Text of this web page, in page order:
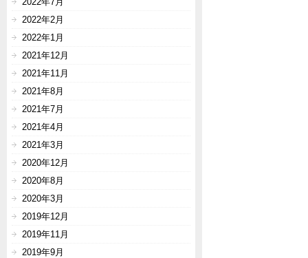
2022年2月
2022年1月
2021年12月
2021年11月
2021年8月
2021年7月
2021年4月
2021年3月
2020年12月
2020年8月
2020年3月
2019年12月
2019年11月
2019年9月